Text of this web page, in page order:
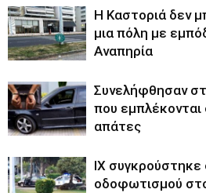
Η Καστοριά δεν
μια πόλη με
Αναπηρία
Συνελήφθησαν
που
απάτες
ΙΧ
οδοφωτισμού